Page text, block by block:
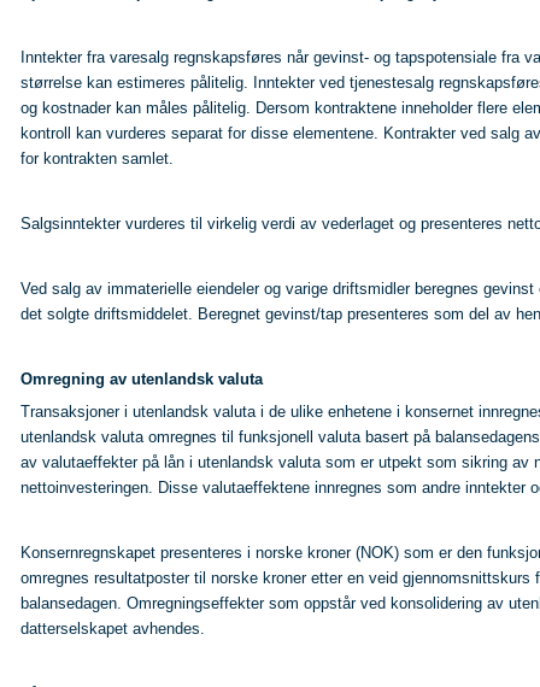
Inntekter fra varesalg regnskapsføres når gevinst- og tapspotensiale fra
størrelse kan estimeres pålitelig. Inntekter ved tjenestesalg
og kostnader kan måles pålitelig. Dersom kontraktene inneholder flere
kontroll kan vurderes separat for disse elementene. Kontrakter ved salg
for kontrakten samlet.
Salgsinntekter vurderes til virkelig verdi av vederlaget og presenteres
Ved salg av immaterielle eiendeler og varige driftsmidler beregnes
det solgte driftsmiddelet. Beregnet gevinst/tap presenteres som del av
Omregning av utenlandsk valuta
Transaksjoner i utenlandsk valuta i de ulike enhetene i konsernet
utenlandsk valuta omregnes til funksjonell valuta basert på
av valutaeffekter på lån i utenlandsk valuta som er utpekt som sikring
nettoinvesteringen. Disse valutaeffektene innregnes som andre inntekter
Konsernregnskapet presenteres i norske kroner (NOK) som er den
omregnes resultatposter til norske kroner etter en veid
balansedagen. Omregningseffekter som oppstår ved konsolidering av
datterselskapet avhendes.